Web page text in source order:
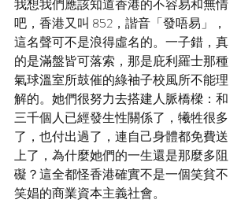
我想我們應該知道香港的不容易和無情
吧，香港又叫 852，諧音「發唔易」，
這名聲可不是浪得虛名的。一子錯，真
的是滿盤皆可落索，那是庇利羅士那種
氣球溫室所鼓催的綠袖子校風所不能理
解的。她們很努力去搭建人脈橋樑：和
三千個人已經發生性關係了，犧牲很多
了，也付出過了，連自己身體都免費送
上了，為什麼她們的一生還是那麼多阻
礙？這全都怪香港確實不是一個笑貧不
笑娼的商業資本主義社會。